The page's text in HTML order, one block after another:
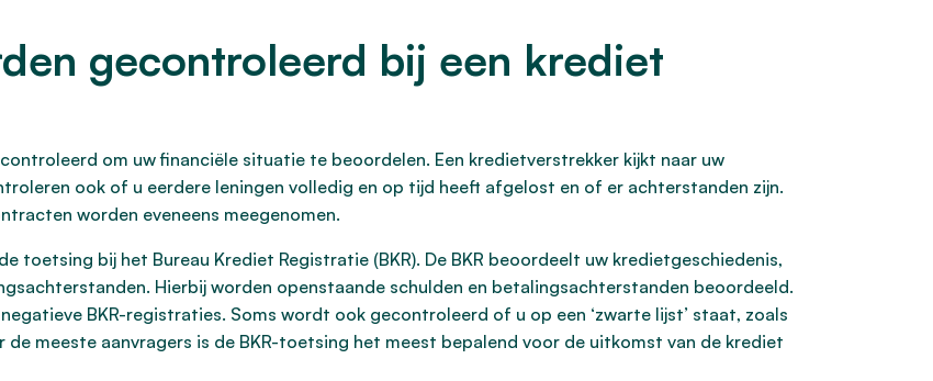
gecontroleerd bij een krediet
om uw financiële situatie te beoordelen. Een kredietverstrekker kijkt naar uw
ook of u eerdere leningen volledig en op tijd heeft afgelost en of er achterstanden zijn.
worden eveneens meegenomen.
toetsing bij het Bureau Krediet Registratie (BKR). De BKR beoordeelt uw kredietgeschiedenis,
Hierbij worden openstaande schulden en betalingsachterstanden beoordeeld.
BKR-registraties. Soms wordt ook gecontroleerd of u op een ‘zwarte lijst’ staat, zoals
meeste aanvragers is de BKR-toetsing het meest bepalend voor de uitkomst van de krediet